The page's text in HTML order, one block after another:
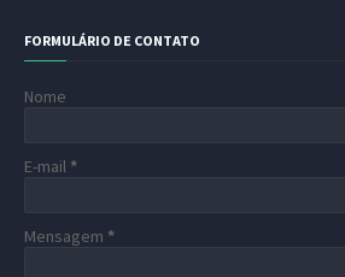
FORMULÁRIO DE CONTATO
Nome
E-mail *
Mensagem *